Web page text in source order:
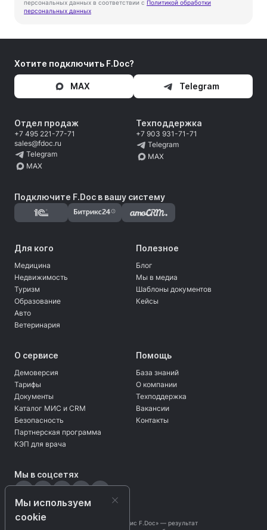
персональных данных в соответствии с Политикой обработки
персональных данных
Хотите подключить F.Doc?
MAX Telegram
Подключите F.Doc в вашу систему
Отдел продаж
+7 495 221-77-71
sales@fdoc.ru
Telegram
MAX
Техподдержка
+7 903 931-71-71
Telegram
MAX
Для кого
Медицина
Недвижимость
Туризм
Образование
Авто
Ветеринария
Полезное
Блог
Мы в медиа
Шаблоны документов
Кейсы
О сервисе
Демоверсия
Тарифы
Документы
Каталог МИС и CRM
Безопасность
Партнерская программа
КЭП для врача
Помощь
База знаний
О компании
Техподдержка
Вакансии
Контакты
Мы в соцсетях
Программа «Безбумажный офис F.Doc» — результат
Мы используем
cookie